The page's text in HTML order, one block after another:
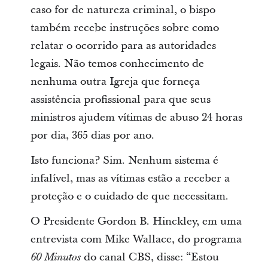
caso for de natureza criminal, o bispo
também recebe instruções sobre como
relatar o ocorrido para as autoridades
legais. Não temos conhecimento de
nenhuma outra Igreja que forneça
assistência profissional para que seus
ministros ajudem vítimas de abuso 24 horas
por dia, 365 dias por ano.
Isto funciona? Sim. Nenhum sistema é
infalível, mas as vítimas estão a receber a
proteção e o cuidado de que necessitam.
O Presidente Gordon B. Hinckley, em uma
entrevista com Mike Wallace, do programa
60 Minutosdo canal CBS, disse: “Estou